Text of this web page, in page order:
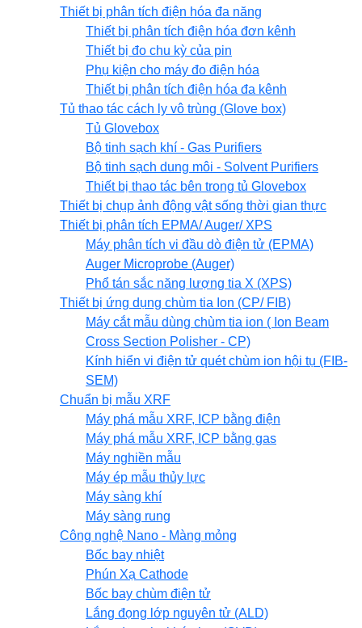
Thiết bị phân tích điện hóa đa năng
Thiết bị phân tích điện hóa đơn kênh
Thiết bị đo chu kỳ của pin
Phụ kiện cho máy đo điện hóa
Thiết bị phân tích điện hóa đa kênh
Tủ thao tác cách ly vô trùng (Glove box)
Tủ Glovebox
Bộ tinh sạch khí - Gas Purifiers
Bộ tinh sạch dung môi - Solvent Purifiers
Thiết bị thao tác bên trong tủ Glovebox
Thiết bị chụp ảnh động vật sống thời gian thực
Thiết bị phân tích EPMA/ Auger/ XPS
Máy phân tích vi đầu dò điện tử (EPMA)
Auger Microprobe (Auger)
Phổ tán sắc năng lượng tia X (XPS)
Thiết bị ứng dụng chùm tia Ion (CP/ FIB)
Máy cắt mẫu dùng chùm tia ion ( Ion Beam
Cross Section Polisher - CP)
Kính hiển vi điện tử quét chùm ion hội tụ (FIB-
SEM)
Chuẩn bị mẫu XRF
Máy phá mẫu XRF, ICP bằng điện
Máy phá mẫu XRF, ICP bằng gas
Máy nghiền mẫu
Máy ép mẫu thủy lực
Máy sàng khí
Máy sàng rung
Công nghệ Nano - Màng mỏng
Bốc bay nhiệt
Phún Xạ Cathode
Bốc bay chùm điện tử
Lắng đọng lớp nguyên tử (ALD)